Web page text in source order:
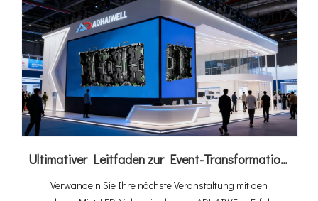
Ultimativer Leitfaden zur Event-Transformation: Wie die modularen Miet-LED-Videowände von ADHAIWELL unvergessliche Bilder liefern
Verwandeln Sie Ihre nächste Veranstaltung mit den